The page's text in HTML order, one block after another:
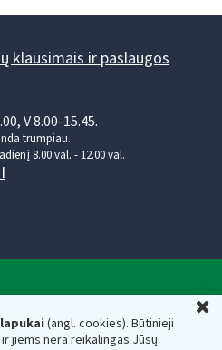
(angl. cookies). Būtinieji
jiems nėra reikalingas Jūsų
klausimais ir paslaugos
V 8.00-15.45.
trumpiau.
8.00 val. - 12.00 val.